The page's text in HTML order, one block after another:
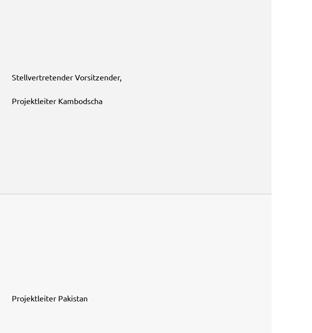
Stellvertretender Vorsitzender,
Projektleiter Kambodscha
Projektleiter Pakistan